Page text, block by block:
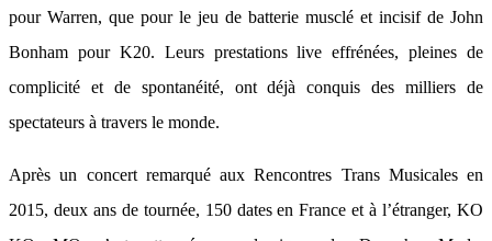
pour Warren, que pour le jeu de batterie musclé et incisif de John
Bonham pour K20. Leurs prestations live effrénées, pleines de
complicité et de spontanéité, ont déjà conquis des milliers de
spectateurs à travers le monde.
Après un concert remarqué aux Rencontres Trans Musicales en
2015, deux ans de tournée, 150 dates en France et à l’étranger, KO